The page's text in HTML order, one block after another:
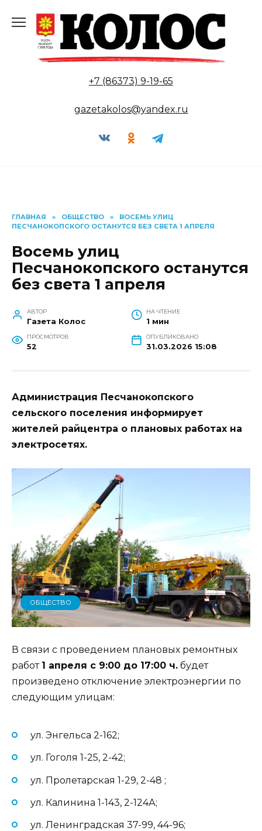
содержанию
+7 (86373) 9-19-65
gazetakolos@yandex.ru
ГЛАВНАЯ » ОБЩЕСТВО »
ВОСЕМЬ УЛИЦ
ПЕСЧАНОКОПСКОГО ОСТАНУТСЯ БЕЗ СВЕТА 1 АПРЕЛЯ
Восемь улиц
Песчанокопского останутся
без света 1 апреля
АВТОР
Газета Колос
НА ЧТЕНИЕ
1 мин
ПРОСМОТРОВ
52
ОПУБЛИКОВАНО
31.03.2026 15:08
Администрация Песчанокопского
сельского поселения информирует
жителей райцентра о плановых работах на
электросетях.
ОБЩЕСТВО
В связи с проведением плановых ремонтных
работ 1 апреля с 9:00 до 17:00 ч. будет
произведено отключение электроэнергии по
следующим улицам:
ул. Энгельса 2-162;
ул. Гоголя 1-25, 2-42;
ул. Пролетарская 1-29, 2-48 ;
ул. Калинина 1-143, 2-124А;
ул. Ленинградская 37-99, 44-96;